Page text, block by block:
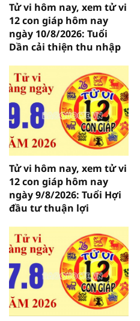
Tử vi hôm nay, xem tử vi
12 con giáp hôm nay
ngày 10/8/2026: Tuổi
Dần cải thiện thu nhập
Tử vi hôm nay, xem tử vi
12 con giáp hôm nay
ngày 9/8/2026: Tuổi Hợi
đầu tư thuận lợi